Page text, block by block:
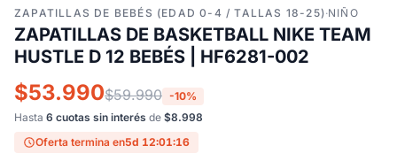
ZAPATILLAS DE BEBÉS (EDAD 0-4 / TALLAS 18-25)·NIÑO
ZAPATILLAS DE BASKETBALL NIKE TEAM
HUSTLE D 12 BEBÉS | HF6281-002
$53.990$59.990 -10%
Hasta 6 cuotas sin interés de $8.998
Oferta termina en5d 12:01:15